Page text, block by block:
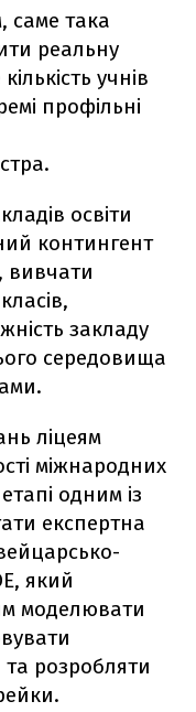
саме така
реальну
учнів
профільні
освіти
контингент
вивчати
закладу
середовища
ліцеям
міжнародних
одним із
експертна
який
моделювати
розробляти